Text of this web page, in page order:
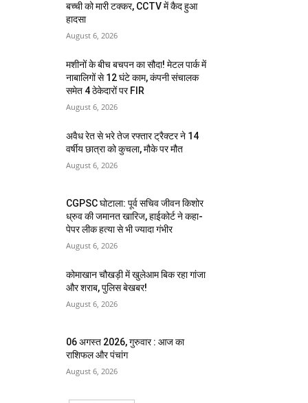
बच्ची को मारी टक्कर, CCTV में कैद हुआ
हादसा
August 6, 2026
मशीनों के बीच बचपन का सौदा! मेटल पार्क में
नाबालिगों से 12 घंटे काम, कंपनी संचालक
समेत 4 ठेकेदारों पर FIR
August 6, 2026
अवैध रेत से भरे तेज रफ्तार ट्रैक्टर ने 14
वर्षीय छात्रा को कुचला, मौके पर मौत
August 6, 2026
CGPSC घोटाला: पूर्व सचिव जीवन किशोर
ध्रुव की जमानत खारिज, हाईकोर्ट ने कहा-
पेपर लीक हत्या से भी ज्यादा गंभीर
August 6, 2026
कोमाखान चौखड़ी में खुलेआम बिक रहा गांजा
और शराब, पुलिस बेखबर!
August 6, 2026
06 अगस्त 2026, गुरुवार : आज का
राशिफल और पंचांग
August 6, 2026